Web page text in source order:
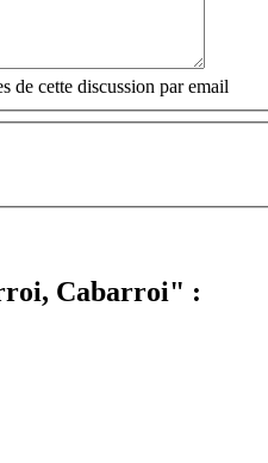
de cette discussion par email
Cabarroi" :